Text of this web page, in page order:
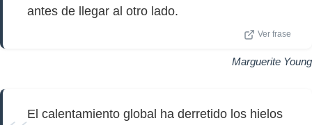
antes de llegar al otro lado.
Ver frase
Marguerite Young
El calentamiento global ha derretido los hielos